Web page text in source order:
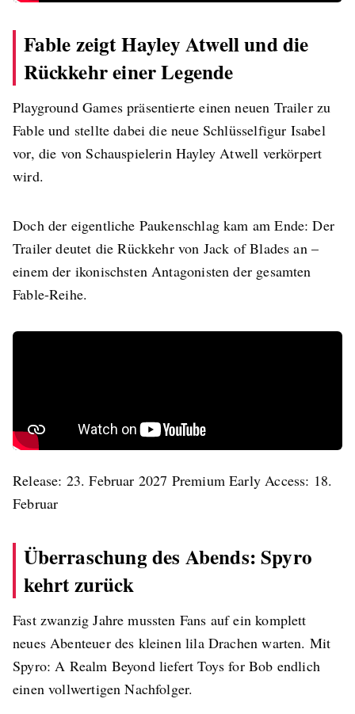
Fable zeigt Hayley Atwell und die
Rückkehr einer Legende
Playground Games präsentierte einen neuen Trailer zu
Fable und stellte dabei die neue Schlüsselfigur Isabel
vor, die von Schauspielerin Hayley Atwell verkörpert
wird.
Doch der eigentliche Paukenschlag kam am Ende: Der
Trailer deutet die Rückkehr von Jack of Blades an –
einem der ikonischsten Antagonisten der gesamten
Fable-Reihe.
Release: 23. Februar 2027 Premium Early Access: 18.
Februar
Überraschung des Abends: Spyro
kehrt zurück
Fast zwanzig Jahre mussten Fans auf ein komplett
neues Abenteuer des kleinen lila Drachen warten. Mit
Spyro: A Realm Beyond liefert Toys for Bob endlich
einen vollwertigen Nachfolger.